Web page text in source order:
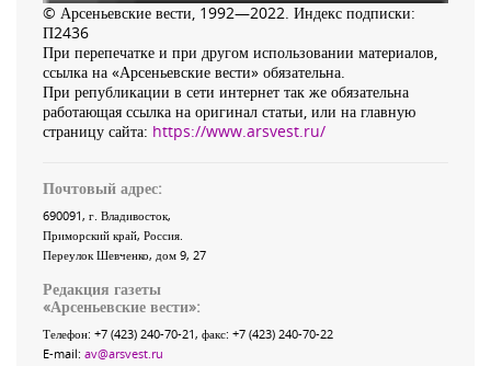
© Арсеньевские вести, 1992—2022. Индекс подписки:
П2436
При перепечатке и при другом использовании материалов,
ссылка на «Арсеньевские вести» обязательна.
При републикации в сети интернет так же обязательна
работающая ссылка на оригинал статьи, или на главную
страницу сайта: https://www.arsvest.ru/
Почтовый адрес:
690091, г. Владивосток,
Приморский край, Россия
Переулок Шевченко, дом 9, 27
Редакция газеты
«Арсеньевские вести»:
Телефон: +7 (423) 240-70-21, факс: +7 (423) 240-70-22
E-mail: av@arsvest.ru